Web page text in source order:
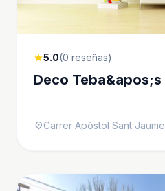
star5.0(0 reseñas)
Deco Teba&apos;s
location_onCarrer Apòstol Sant Jaume